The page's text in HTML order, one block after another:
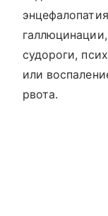
судороги,
или
рвота.